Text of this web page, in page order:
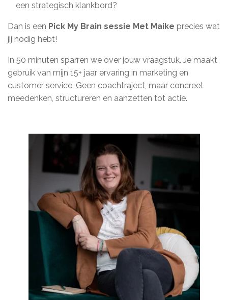
een strategisch klankbord?
Dan is een Pick My Brain sessie Met Maike precies wat
jij nodig hebt!
In 50 minuten sparren we over jouw vraagstuk. Je maakt
gebruik van mijn 15+ jaar ervaring in marketing en
customer service. Geen coachtraject, maar concreet
meedenken, structureren en aanzetten tot actie.